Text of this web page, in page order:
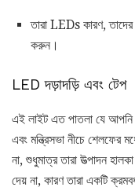
তারা LEDs কারণ,
করুন।
LED দড়াদড়ি এবং টেপ
এই লাইট এত পাতলা যে আপনি
এবং মন্ত্রিসভা নীচে শেলফের
না, শুধুমাত্র তারা উত্পাদন
দেয় না, কারণ তারা একটি